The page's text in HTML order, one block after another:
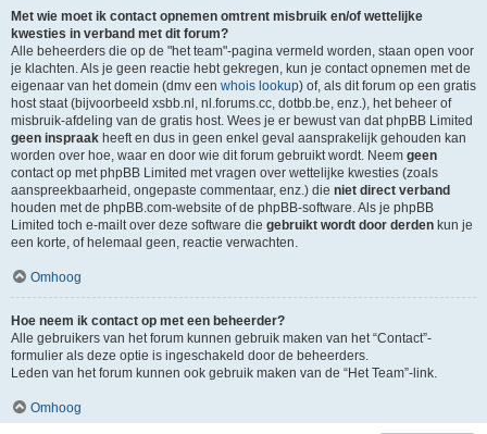
Met wie moet ik contact opnemen omtrent misbruik en/of wettelijke
kwesties in verband met dit forum?
Alle beheerders die op de "het team"-pagina vermeld worden, staan open voor
je klachten. Als je geen reactie hebt gekregen, kun je contact opnemen met de
eigenaar van het domein (dmv een whois lookup) of, als dit forum op een gratis
host staat (bijvoorbeeld xsbb.nl, nl.forums.cc, dotbb.be, enz.), het beheer of
misbruik-afdeling van de gratis host. Wees je er bewust van dat phpBB Limited
geen inspraak heeft en dus in geen enkel geval aansprakelijk gehouden kan
worden over hoe, waar en door wie dit forum gebruikt wordt. Neem geen
contact op met phpBB Limited met vragen over wettelijke kwesties (zoals
aanspreekbaarheid, ongepaste commentaar, enz.) die niet direct verband
houden met de phpBB.com-website of de phpBB-software. Als je phpBB
Limited toch e-mailt over deze software die gebruikt wordt door derden kun je
een korte, of helemaal geen, reactie verwachten.
Omhoog
Hoe neem ik contact op met een beheerder?
Alle gebruikers van het forum kunnen gebruik maken van het “Contact”-
formulier als deze optie is ingeschakeld door de beheerders.
Leden van het forum kunnen ook gebruik maken van de “Het Team”-link.
Omhoog